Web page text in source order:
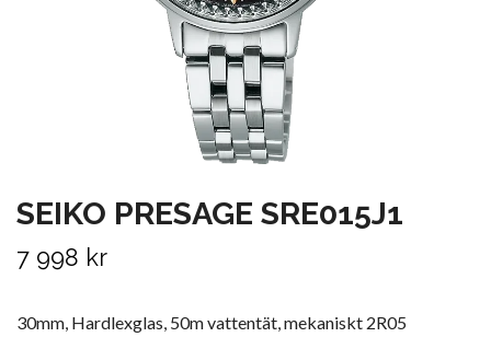
SEIKO PRESAGE SRE015J1
7 998 kr
30mm, Hardlexglas, 50m vattentät, mekaniskt 2R05